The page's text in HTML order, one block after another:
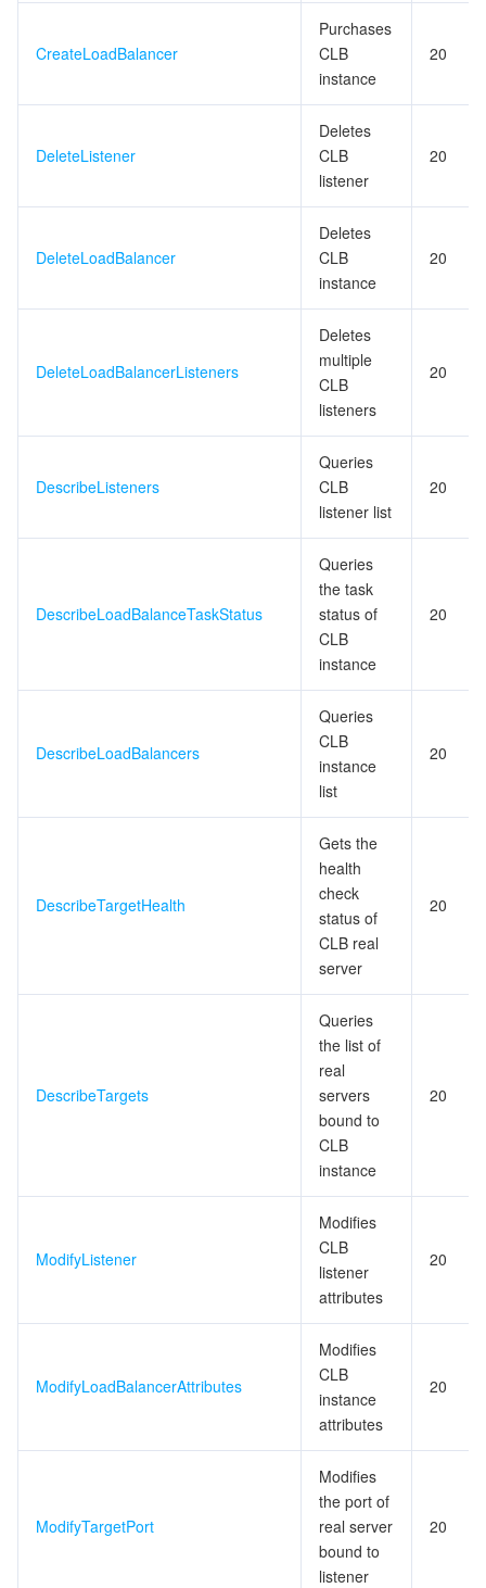
CreateLoadBalancer
Purchases
CLB
instance
20
DeleteListener
Deletes
CLB
listener
20
DeleteLoadBalancer
Deletes
CLB
instance
20
DeleteLoadBalancerListeners
Deletes
multiple
CLB
listeners
20
DescribeListeners
Queries
CLB
listener list
20
DescribeLoadBalanceTaskStatus
Queries
the task
status of
CLB
instance
20
DescribeLoadBalancers
Queries
CLB
instance
list
20
DescribeTargetHealth
Gets the
health
check
status of
CLB real
server
20
DescribeTargets
Queries
the list of
real
servers
bound to
CLB
instance
20
ModifyListener
Modifies
CLB
listener
attributes
20
ModifyLoadBalancerAttributes
Modifies
CLB
instance
attributes
20
ModifyTargetPort
Modifies
the port of
real server
bound to
listener
20